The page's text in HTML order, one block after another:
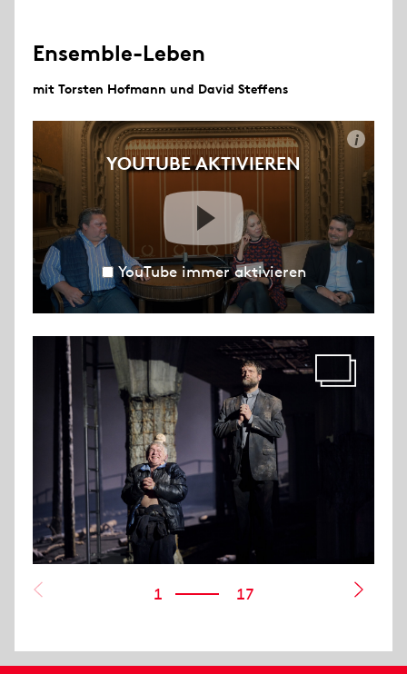
Ensemble-Leben
mit Torsten Hofmann und David Steffens
YOUTUBE AKTIVIEREN
i
YouTube immer aktivieren
1 17